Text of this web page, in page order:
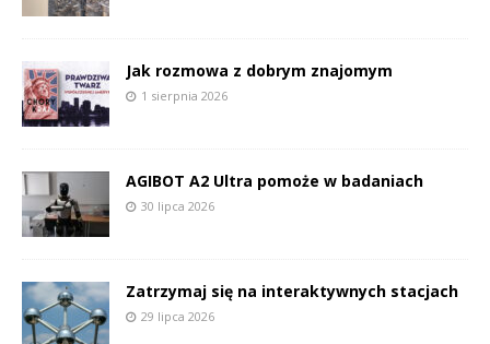
Jak rozmowa z dobrym znajomym
1 sierpnia 2026
AGIBOT A2 Ultra pomoże w badaniach
30 lipca 2026
Zatrzymaj się na interaktywnych stacjach
29 lipca 2026